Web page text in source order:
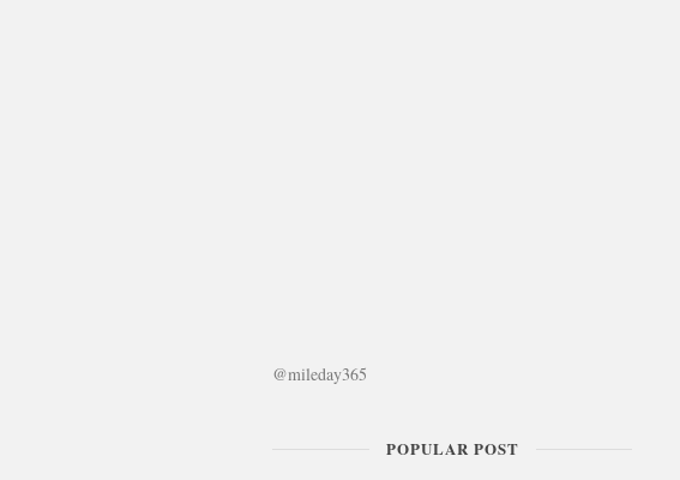
@mileday365
POPULAR POST